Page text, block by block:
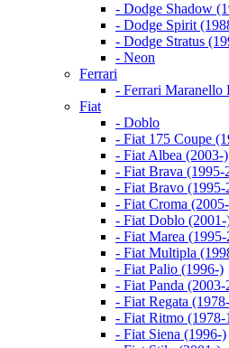
- Dodge Shadow
- Dodge Spirit
- Dodge Stratus
- Neon
Ferrari
- Ferrari Maranello
Fiat
- Doblo
- Fiat 175 Coupe
- Fiat Albea (2003-)
- Fiat Brava (1995-
- Fiat Bravo (1995-
- Fiat Croma
- Fiat Doblo (2001-
- Fiat Marea
- Fiat Multipla
- Fiat Palio (1996-)
- Fiat Panda (2003-
- Fiat Regata
- Fiat Ritmo (1978-
- Fiat Siena (1996-)